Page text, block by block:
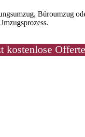
Büroumzug
kostenlose